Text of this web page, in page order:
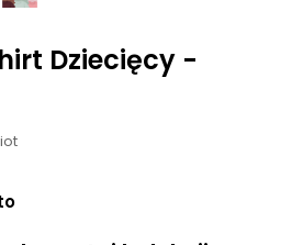
Dziecięcy -